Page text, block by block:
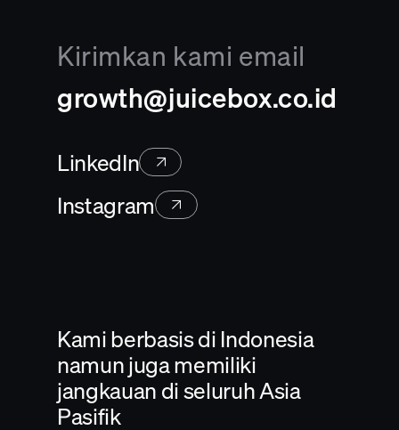
Kirimkan kami email
growth@juicebox.co.id
LinkedIn
Instagram
Kami berbasis di Indonesia
namun juga memiliki
jangkauan di seluruh Asia
Pasifik